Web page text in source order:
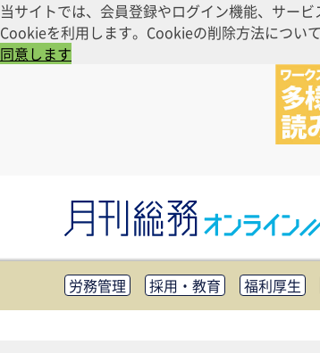
当サイトでは、会員登録やログイン機能、サー
Cookieを利用します。Cookieの削除方法につい
同意します
労務管理 採用・教育 福利厚生
知財管理
リスクマネジメント・BCP